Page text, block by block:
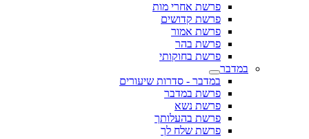
פרשת אחרי מות
פרשת קדושים
פרשת אמור
פרשת בהר
פרשת בחוקותי
במדבר
במדבר - סדרות שיעורים
פרשת במדבר
פרשת נשא
פרשת בהעלותך
פרשת שלח לך